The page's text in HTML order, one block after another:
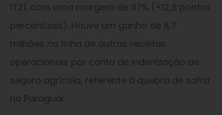
1T21, com uma margem de 37% (+12,8 pontos
percentuais). Houve um ganho de 8,7
milhões na linha de outras receitas
operacionais por conta de indenização de
seguro agrícola, referente à quebra de safra
no Paraguai.